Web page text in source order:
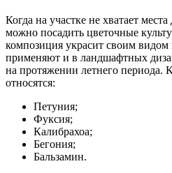
Когда на участке не хватает
можно посадить цветочные
композиция украсит своим видом
применяют и в ландшафтных
на протяжении летнего
относятся:
Петуния;
Фуксия;
Калибрахоа;
Бегония;
Бальзамин.